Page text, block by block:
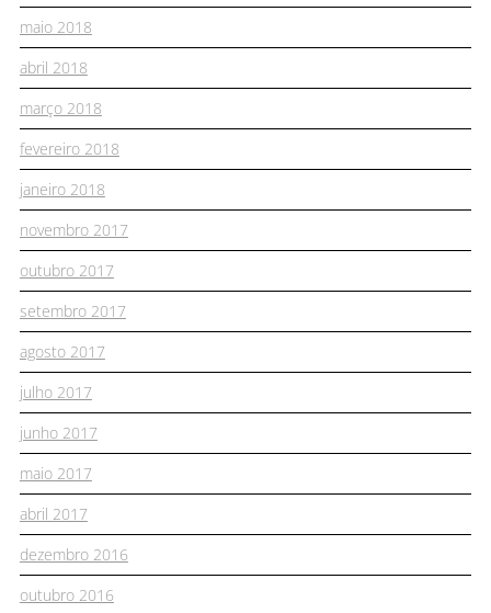
maio 2018
abril 2018
março 2018
fevereiro 2018
janeiro 2018
novembro 2017
outubro 2017
setembro 2017
agosto 2017
julho 2017
junho 2017
maio 2017
abril 2017
dezembro 2016
outubro 2016